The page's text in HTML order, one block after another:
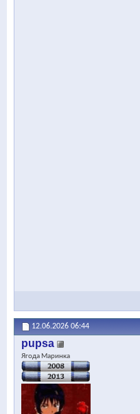
12.06.2026 06:44
pupsa
Ягода Маринка